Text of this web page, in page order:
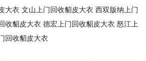
大衣 文山上门回收貂皮大衣 西双版纳上门
收貂皮大衣 德宏上门回收貂皮大衣 怒江上
回收貂皮大衣